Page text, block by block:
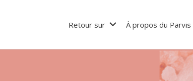
Retour sur À propos du Parvis